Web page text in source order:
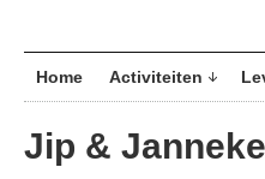
Home Activiteiten
Jip &